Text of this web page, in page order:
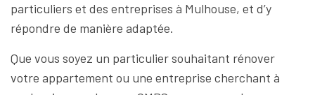
particuliers et des entreprises à Mulhouse, et d’y
répondre de manière adaptée.
Que vous soyez un particulier souhaitant rénover
votre appartement ou une entreprise cherchant à